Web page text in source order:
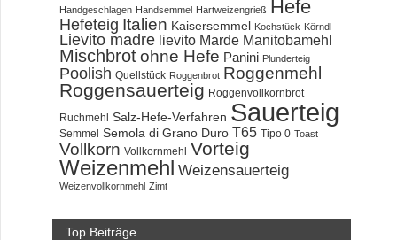
Handgeschlagen Handsemmel Hartweizengrieß Hefe
Hefeteig Italien Kaisersemmel Kochstück Körndl
Lievito madre lievito Marde Manitobamehl
Mischbrot ohne Hefe Panini Plunderteig
Poolish Quellstück Roggenbrot Roggenmehl
Roggensauerteig Roggenvollkornbrot
Ruchmehl Salz-Hefe-Verfahren Sauerteig
Semmel Semola di Grano Duro T65 Tipo 0 Toast
Vollkorn Vollkornmehl Vorteig
Weizenmehl Weizensauerteig
Weizenvollkornmehl Zimt
Top Beiträge